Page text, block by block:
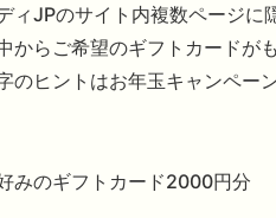
ィJPのサイト内複数ページに
からご希望のギフトカードが
のヒントはお年玉キャンペー
みのギフトカード2000円分